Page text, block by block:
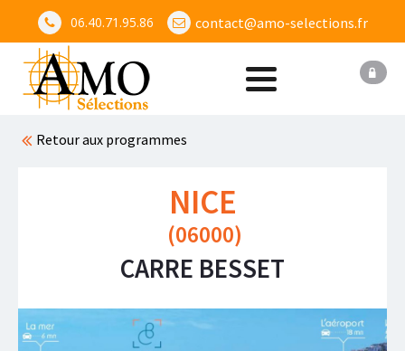
06.40.71.95.86 contact@amo-selections.fr
Retour aux programmes
NICE
(06000)
CARRE BESSET